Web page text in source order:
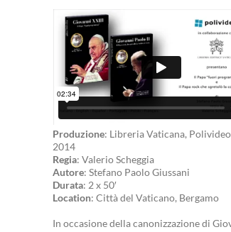
Produzione: Libreria Vaticana,
2014
Regia: Valerio Scheggia
Autore: Stefano Paolo Giussani
Durata: 2 x 50′
Location: Città del Vaticano, Bergamo
In occasione della canonizzazione di